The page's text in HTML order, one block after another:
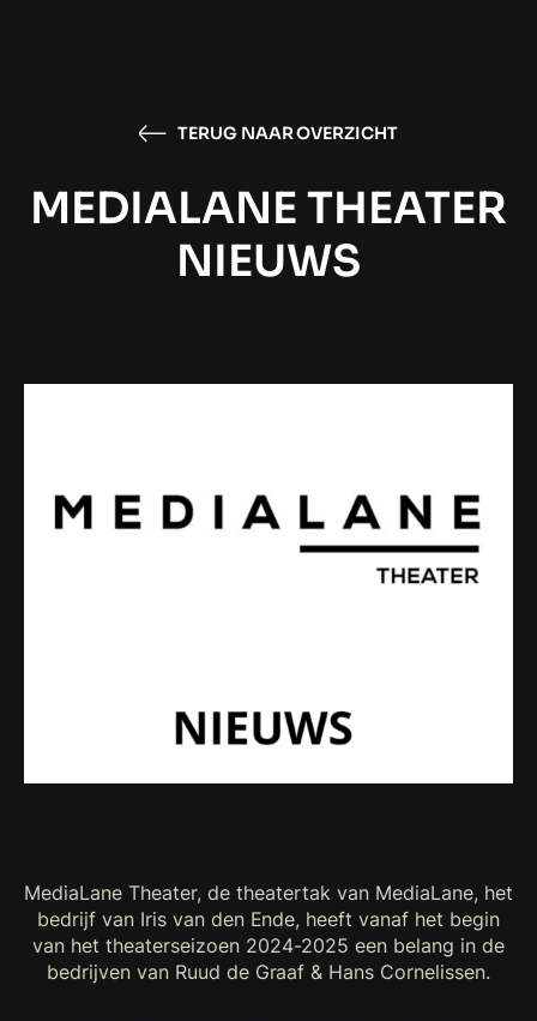
TERUG NAAR OVERZICHT
MEDIALANE THEATER
NIEUWS
MediaLane Theater, de theatertak van MediaLane, het
bedrijf van Iris van den Ende, heeft vanaf het begin
van het theaterseizoen 2024-2025 een belang in de
bedrijven van Ruud de Graaf & Hans Cornelissen.